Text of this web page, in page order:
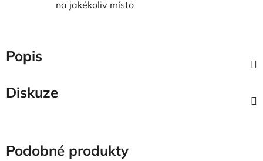
na jakékoliv místo
Popis
Diskuze
Podobné produkty